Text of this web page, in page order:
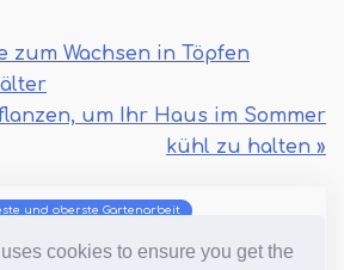
cookies to ensure you get the
zum Wachsen in Töpfen
um Ihr Haus im Sommer
kühl zu halten »
und oberste Gartenarbeit
Genius